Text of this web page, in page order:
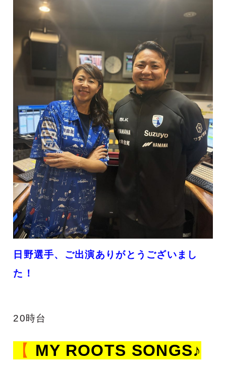
日野選手、ご出演ありがとうございまし
た！
20時台
【 MY ROOTS SONGS♪